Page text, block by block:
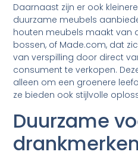
Daarnaast zijn er ook
duurzame meubels
houten meubels maakt van
bossen, of Made.com, dat
van verspilling door direct
consument te verkopen.
alleen om een groenere
ze bieden ook stijlvolle
Duurzame
drankmerken